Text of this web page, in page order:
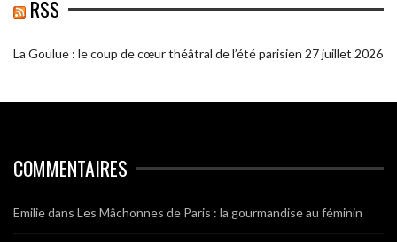
RSS
La Goulue : le coup de cœur théâtral de l’été parisien 27 juillet 2026
COMMENTAIRES
Emiliedans Les Mâchonnes de Paris : la gourmandise au féminin